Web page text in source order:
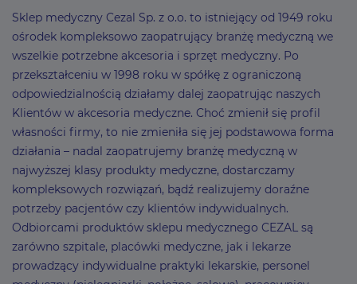
Sklep medyczny Cezal Sp. z o.o. to istniejący od 1949 roku
ośrodek kompleksowo zaopatrujący branżę medyczną we
wszelkie potrzebne akcesoria i sprzęt medyczny. Po
przekształceniu w 1998 roku w spółkę z ograniczoną
odpowiedzialnością działamy dalej zaopatrując naszych
Klientów w akcesoria medyczne. Choć zmienił się profil
własności firmy, to nie zmieniła się jej podstawowa forma
działania – nadal zaopatrujemy branżę medyczną w
najwyższej klasy produkty medyczne, dostarczamy
kompleksowych rozwiązań, bądź realizujemy doraźne
potrzeby pacjentów czy klientów indywidualnych.
Odbiorcami produktów sklepu medycznego CEZAL są
zarówno szpitale, placówki medyczne, jak i lekarze
prowadzący indywidualne praktyki lekarskie, personel